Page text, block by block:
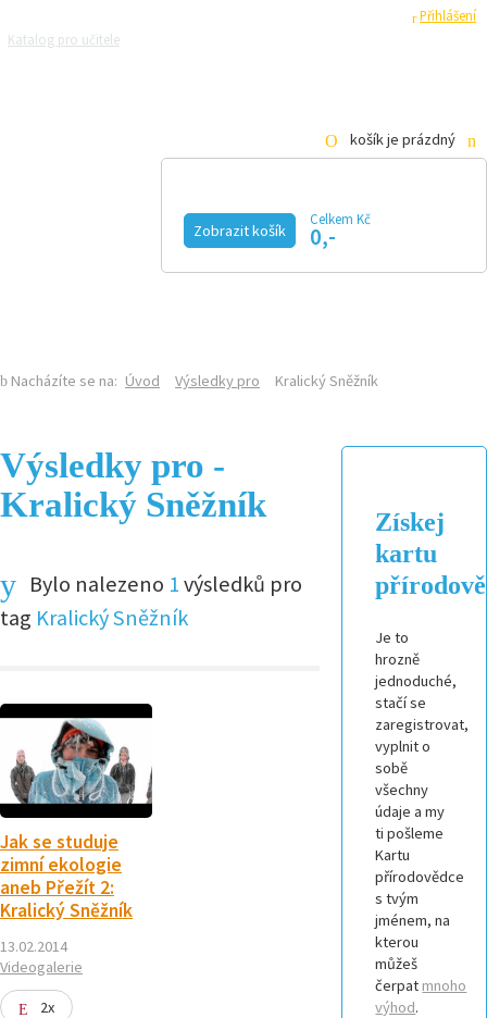
Přihlášení
Katalog pro učitele
košík je prázdný
Zobrazit košík
Celkem Kč
0,-
Nacházíte se na: Úvod Výsledky pro Kralický Sněžník
Výsledky pro -
Kralický Sněžník
Bylo nalezeno 1výsledků pro
tag Kralický Sněžník
Jak se studuje
zimní ekologie
aneb Přežít 2:
Kralický Sněžník
13.02.2014
Videogalerie
2x
Získej
kartu
Je to
hrozně
jednoduché,
stačí se
zaregistrovat,
vyplnit o
sobě
všechny
údaje a my
ti pošleme
Kartu
přírodovědce
s tvým
jménem, na
kterou
můžeš
čerpat mnoho
výhod.